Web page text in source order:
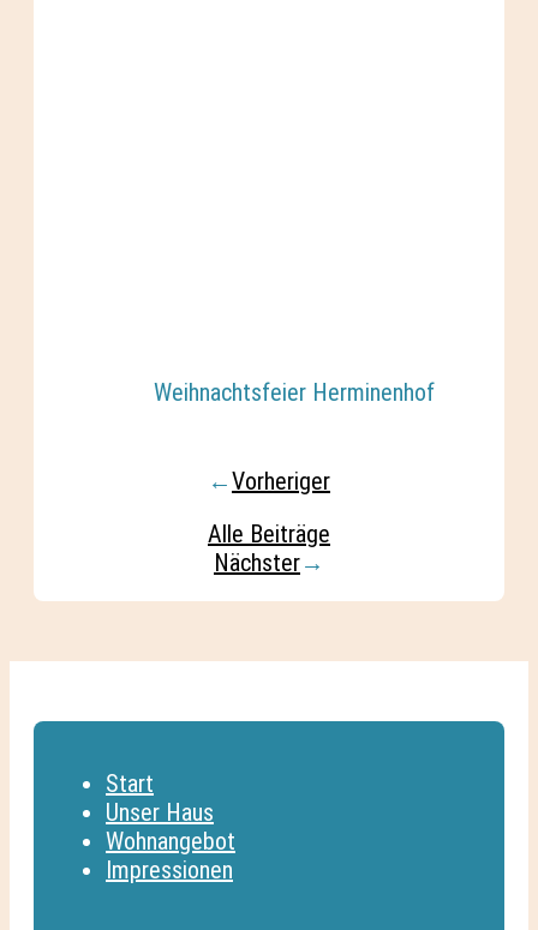
Weihnachtsfeier Herminenhof
←Vorheriger
Alle Beiträge
Nächster→
Start
Unser Haus
Wohnangebot
Impressionen